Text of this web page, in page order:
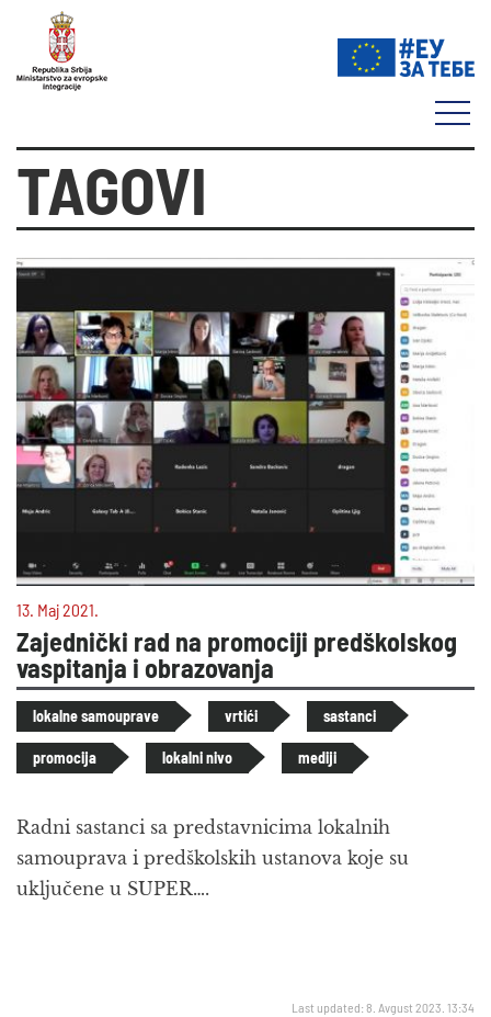
TAGOVI
13. Maj 2021.
Zajednički rad na promociji predškolskog
vaspitanja i obrazovanja
lokalne samouprave vrtići sastanci
promocija lokalni nivo mediji
Radni sastanci sa predstavnicima lokalnih
samouprava i predškolskih ustanova koje su
uključene u SUPER….
Last updated: 8. Avgust 2023. 13:34